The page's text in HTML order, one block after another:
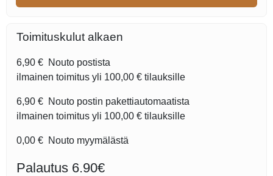
Toimituskulut alkaen
6,90 € Nouto postista
ilmainen toimitus yli 100,00 € tilauksille
6,90 € Nouto postin pakettiautomaatista
ilmainen toimitus yli 100,00 € tilauksille
0,00 € Nouto myymälästä
Palautus 6.90€